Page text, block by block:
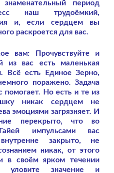
период
наш трудоёмкий,
и, если сердцем вы
раскроется для вас.
вам: Прочувствуйте и
из вас есть маленькая
Всё есть Единое Зерно,
поражено. Задача
помогает. Но есть и те из
никак сердцем не
эмоциями загрязняет. И
перекрыто, что во
импульсами вас
закрыто, не
никак, от этого
в своём ярком течении
уловите значение и